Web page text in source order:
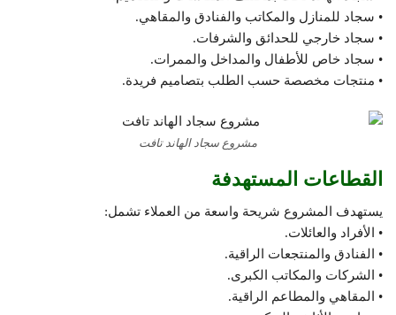
• سجاد للمنازل والمكاتب والفنادق والمقاهي.
• سجاد خارجي للحدائق والشرفات.
• سجاد خاص للأطفال والمداخل والممرات.
• منتجات مخصصة حسب الطلب بتصاميم فريدة.
مشروع سجاد الهاند تافت
القطاعات المستهدفة
يستهدف المشروع شريحة واسعة من العملاء تشمل:
• الأفراد والعائلات.
• الفنادق والمنتجعات الراقية.
• الشركات والمكاتب الكبرى.
• المقاهي والمطاعم الراقية.